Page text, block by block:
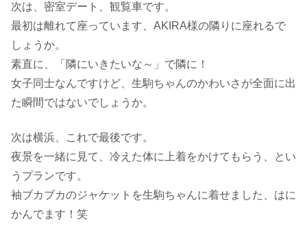
次は、密室デート、観覧車です。
最初は離れて座っています、AKIRA様の隣りに座れるで
しょうか。
素直に、「隣にいきたいな～」で隣に！
女子同士なんですけど、生駒ちゃんのかわいさが全面に出
た瞬間ではないでしょうか。
次は横浜、これで最後です。
夜景を一緒に見て、冷えた体に上着をかけてもらう、とい
うプランです。
袖ブカブカのジャケットを生駒ちゃんに着せました、はに
かんでます！笑